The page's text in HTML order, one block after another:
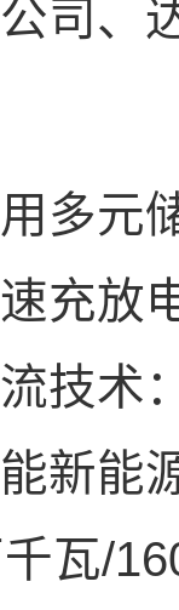
司、
多元
充放
技术
新能
瓦/